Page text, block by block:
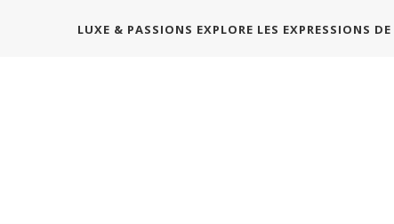
LUXE & PASSIONS EXPLORE LES EXPRESSIONS DE